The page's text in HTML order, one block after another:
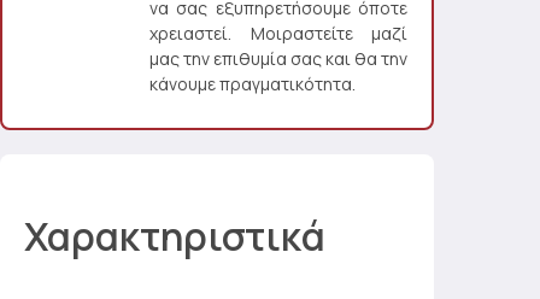
να σας εξυπηρετήσουμε όποτε
χρειαστεί. Μοιραστείτε μαζί
μας την επιθυμία σας και θα την
κάνουμε πραγματικότητα.
Χαρακτηριστικά